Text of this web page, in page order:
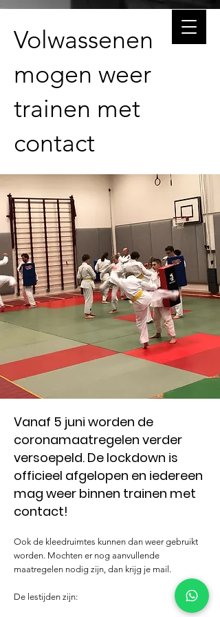
Volwassenen
mogen weer
trainen met
contact
Vanaf 5 juni worden de
coronamaatregelen verder
versoepeld. De lockdown is
officieel afgelopen en iedereen
mag weer binnen trainen met
contact!
Ook de kleedruimtes kunnen dan weer gebruikt
worden. Mochten er nog aanvullende
maatregelen nodig zijn, dan krijg je mail.
De lestijden zijn: